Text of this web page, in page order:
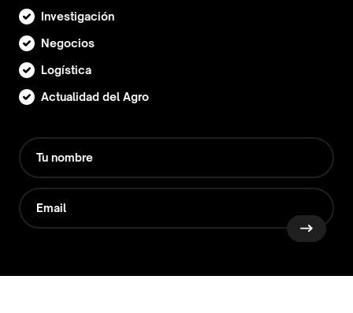
Investigación
Negocios
Logística
Actualidad del Agro